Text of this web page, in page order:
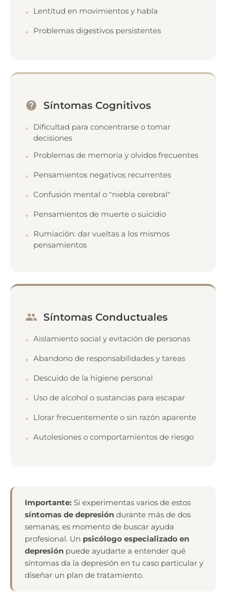
Lentitud en movimientos y habla
Problemas digestivos persistentes
Síntomas Cognitivos
Dificultad para concentrarse o tomar
decisiones
Problemas de memoria y olvidos frecuentes
Pensamientos negativos recurrentes
Confusión mental o "niebla cerebral"
Pensamientos de muerte o suicidio
Rumiación: dar vueltas a los mismos
pensamientos
Síntomas Conductuales
Aislamiento social y evitación de personas
Abandono de responsabilidades y tareas
Descuido de la higiene personal
Uso de alcohol o sustancias para escapar
Llorar frecuentemente o sin razón aparente
Autolesiones o comportamientos de riesgo
Importante: Si experimentas varios de estos
síntomas de depresión durante más de dos
semanas, es momento de buscar ayuda
profesional. Un psicólogo especializado en
depresión puede ayudarte a entender qué
síntomas da la depresión en tu caso particular y
diseñar un plan de tratamiento.